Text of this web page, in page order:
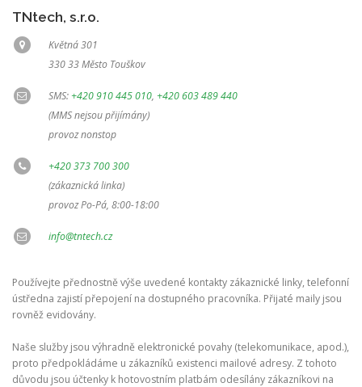
TNtech, s.r.o.
Květná 301
330 33 Město Touškov
SMS:+420 910 445 010, +420 603 489 440
(MMS nejsou přijímány)
provoz nonstop
+420 373 700 300
(zákaznická linka)
provoz Po-Pá, 8:00-18:00
info@tntech.cz
Používejte přednostně výše uvedené kontakty zákaznické linky, telefonní
ústředna zajistí přepojení na dostupného pracovníka. Přijaté maily jsou
rovněž evidovány.
Naše služby jsou výhradně elektronické povahy (telekomunikace, apod.),
proto předpokládáme u zákazníků existenci mailové adresy. Z tohoto
důvodu jsou účtenky k hotovostním platbám odesílány zákazníkovi na